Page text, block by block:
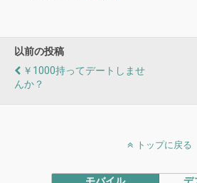
以前の投稿
￥1000持ってデートしませ
んか？
トップに戻る